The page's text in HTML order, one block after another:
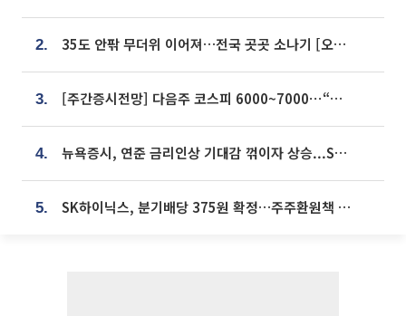
2. 35도 안팎 무더위 이어져…전국 곳곳 소나기 [오늘 날씨]
3. [주간증시전망] 다음주 코스피 6000~7000⋯“外人 수급은 정책이 변수”
4. 뉴욕증시, 연준 금리인상 기대감 꺾이자 상승...S&P500 사상 최고치 [종합]
5. SK하이닉스, 분기배당 375원 확정…주주환원책 9월로 앞당겨 발표